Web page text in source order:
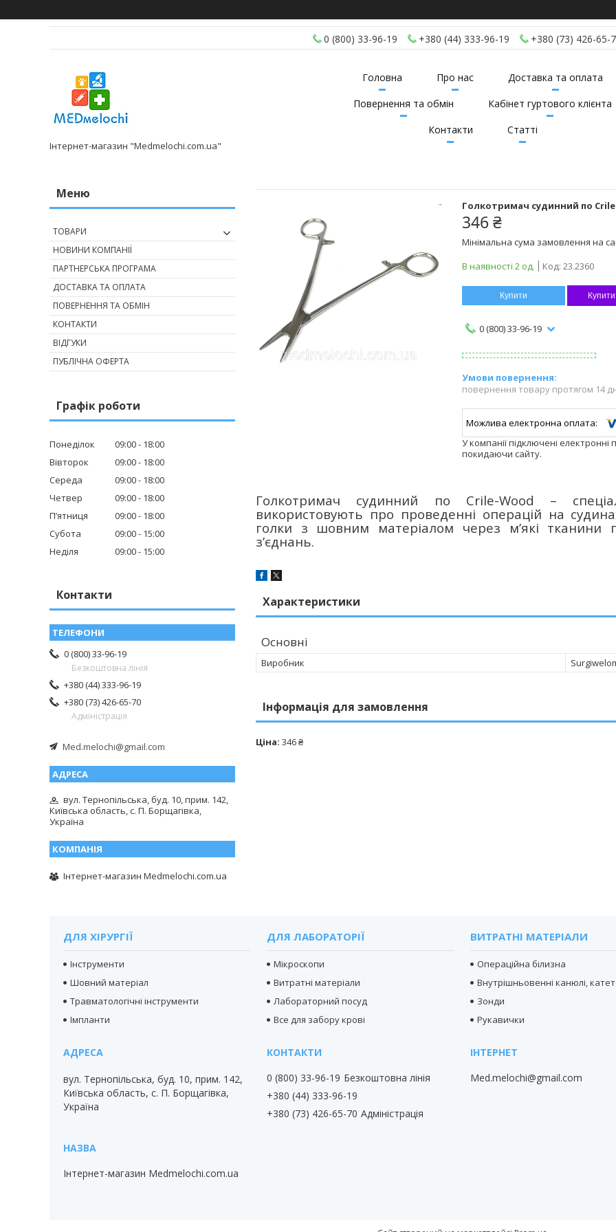
0 (800) 33-96-19 +380 (44) 333-96-19 +380 (73) 426-65-
Інтернет-магазин "Medmelochi.com.ua"
Головна Про нас
Доставка та оплата
Повернення та обмін
Кабінет гуртового клієнта
Контакти
Статті
Голкотримач судинний по
346 ₴
Мінімальна сума замовлення на
В наявності 2 од.
Код: 23.2360
Купити
0 (800) 33-96-19
повернення товару протягом 14
У компанії підключені
покидаючи сайту.
Голкотримач судинний по Crile-Wood –
використовують про проведенні операцій на
голки з шовним матеріалом через м’які тканини
з’єднань.
Характеристики
Основні
Виробник
Інформація для замовлення
Ціна: 346 ₴
ТОВАРИ
НОВИНИ КОМПАНІЇ
ПАРТНЕРСЬКА ПРОГРАМА
ДОСТАВКА ТА ОПЛАТА
ПОВЕРНЕННЯ ТА ОБМІН
КОНТАКТИ
ВІДГУКИ
ПУБЛІЧНА ОФЕРТА
Графік роботи
Понеділок 09:00
18:00
Вівторок
09:00
18:00
Середа
09:00
18:00
Четвер
09:00
18:00
Пʼятниця
09:00
18:00
Субота
09:00
15:00
Неділя
09:00 15:00
Контакти
0 (800) 33-96-19
Безкоштовна лінія
+380 (44) 333-96-19
+380 (73) 426-65-70
Адміністрація
Med.melochi@gmail.com
вул. Тернопільська, буд. 10, прим. 142,
Київська область, с. П. Борщагівка,
Україна
Інтернет-магазин Medmelochi.com.ua
ДЛЯ ХІРУРГІЇ
Інструменти
Шовний матеріал
Травматологічні інструменти
Імпланти
ДЛЯ ЛАБОРАТОРІЇ
Мікроскопи
Витратні матеріали
Лабораторний посуд
Все для забору крові
ВИТРАТНІ МАТЕРІАЛИ
Операційна білизна
Внутрішньовенні канюлі,
Зонди
Рукавички
вул. Тернопільська, буд. 10, прим. 142,
Київська область, с. П. Борщагівка,
Україна
Інтернет-магазин Medmelochi.com.ua
0 (800) 33-96-19 Безкоштовна лінія
+380 (44) 333-96-19
+380 (73) 426-65-70 Адміністрація
Med.melochi@gmail.com